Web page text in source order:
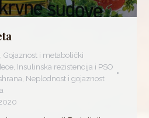
, Gojaznost i metabolički
, Insulinska rezistencija i PSO
, Neplodnost i gojaznost